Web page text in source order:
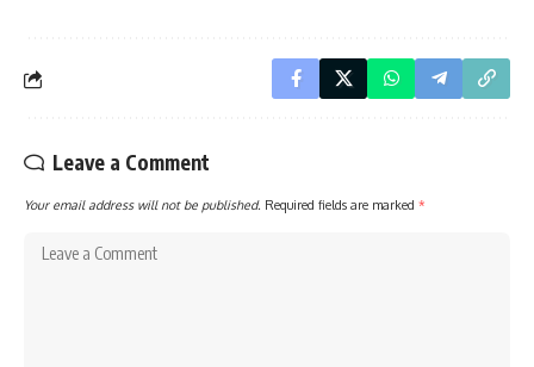
Leave a Comment
Your email address will not be published. Required fields are marked *